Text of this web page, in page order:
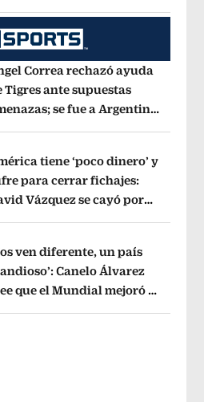
Correa rechazó ayuda
Tigres ante supuestas
se fue a Argentina
tiene ‘poco dinero’ y
para cerrar fichajes:
Vázquez se cayó por
ven diferente, un país
Canelo Álvarez
que el Mundial mejoró la